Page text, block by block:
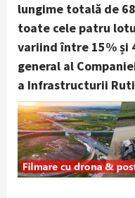
lungime totală de
toate cele patru
variind între 15%
general al
a Infrastructurii